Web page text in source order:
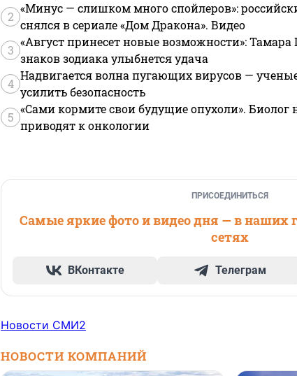
2
«Минус — слишком много спойлеров»:
снялся в сериале «Дом Дракона». Видео
3
«Август принесет новые возможности»: Тамара
знаков зодиака улыбнется удача
4
Надвигается волна пугающих вирусов —
усилить безопасность
5
«Сами кормите свои будущие опухоли». Биолог
приводят к онкологии
ПРИСОЕДИНИТЬСЯ
Самые яркие фото и видео дня — в наших
сетях
ВКонтакте Телеграм
Новости СМИ2
НОВОСТИ КОМПАНИЙ